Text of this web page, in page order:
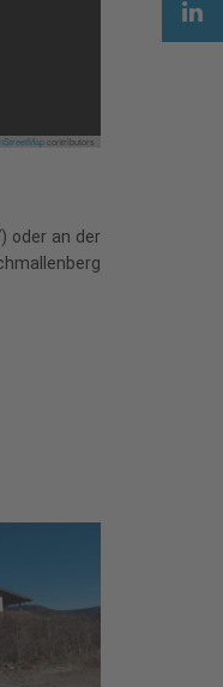
contributors
oder an der